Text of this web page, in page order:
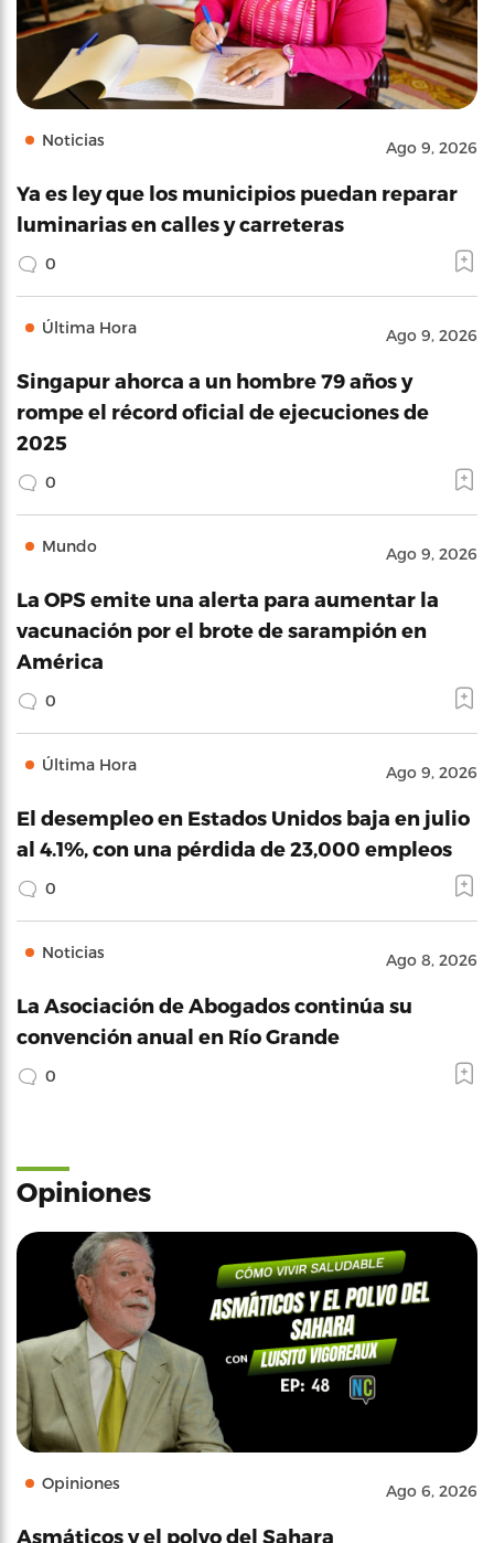
Noticias Ago 9, 2026
Ya es ley que los municipios puedan reparar
luminarias en calles y carreteras
0
Última Hora Ago 9, 2026
Singapur ahorca a un hombre 79 años y
rompe el récord oficial de ejecuciones de
2025
0
Mundo Ago 9, 2026
La OPS emite una alerta para aumentar la
vacunación por el brote de sarampión en
América
0
Última Hora Ago 9, 2026
El desempleo en Estados Unidos baja en julio
al 4.1%, con una pérdida de 23,000 empleos
0
Noticias Ago 8, 2026
La Asociación de Abogados continúa su
convención anual en Río Grande
0
Opiniones
Opiniones Ago 6, 2026
Asmáticos y el polvo del Sahara